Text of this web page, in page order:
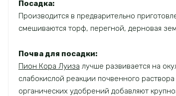
Посадка:
Производится в предварительно
смешиваются торф, перегной, дерновая
Почва для посадки:
Пион Кора Луиза лучше развивается на
слабокислой реакции почвенного
органических удобрений добавляют